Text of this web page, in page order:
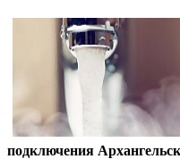
подключения